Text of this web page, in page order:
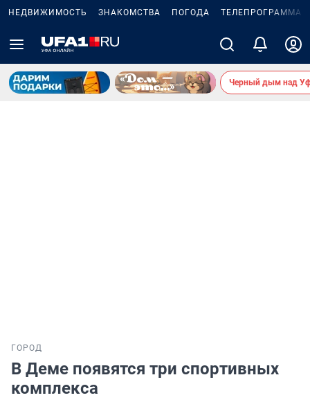
НЕДВИЖИМОСТЬ ЗНАКОМСТВА ПОГОДА ТЕЛЕПРОГРАММА
Черный дым над
ГОРОД
В Деме появятся три спортивных
комплекса